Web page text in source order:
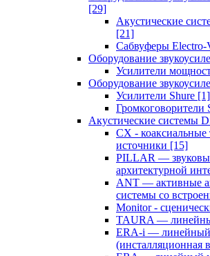
[29]
Акустические
[21]
Сабвуферы Electro-
Оборудование
Усилители
Оборудование
Усилители Shure [1]
Громкоговорители
Акустические системы
CX - коаксиальные
источники [15]
PILLAR —
архитектурной
ANT — активные
системы со
Monitor -
TAURA —
ERA-i — линейный
(инсталляционная